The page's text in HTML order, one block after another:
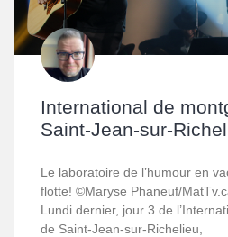
International de
Saint-Jean-sur-
Le laboratoire de l’humour en
flotte! ©Maryse Phaneuf/
Lundi dernier, jour 3 de
de Saint-Jean-sur-Richelieu,